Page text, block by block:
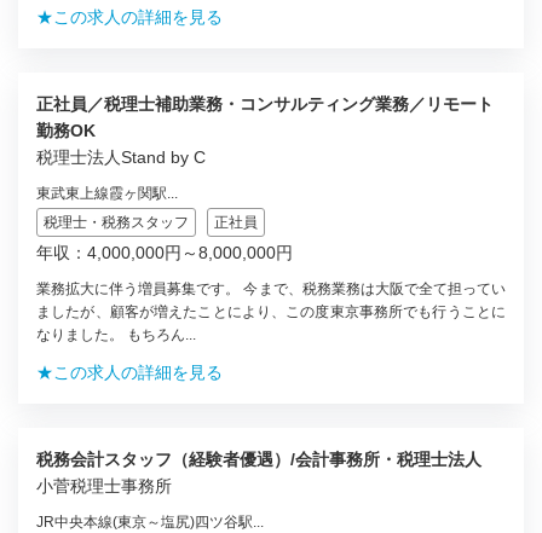
★この求人の詳細を見る
正社員／税理士補助業務・コンサルティング業務／リモート
勤務OK
税理士法人Stand by C
東武東上線霞ヶ関駅...
税理士・税務スタッフ
正社員
年収：4,000,000円～8,000,000円
業務拡大に伴う増員募集です。 今まで、税務業務は大阪で全て担ってい
ましたが、顧客が増えたことにより、この度東京事務所でも行うことに
なりました。 もちろん...
★この求人の詳細を見る
税務会計スタッフ（経験者優遇）/会計事務所・税理士法人
小菅税理士事務所
JR中央本線(東京～塩尻)四ツ谷駅...